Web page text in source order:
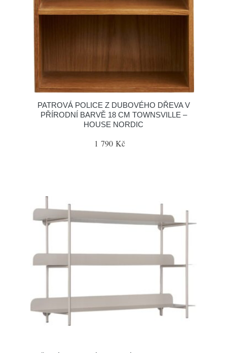
PATROVÁ POLICE Z DUBOVÉHO DŘEVA V
PŘÍRODNÍ BARVĚ 18 CM TOWNSVILLE –
HOUSE NORDIC
1 790 Kč